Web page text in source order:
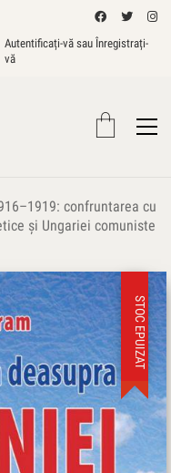
Autentificați-vă sau Înregistrați-
vă
confruntarea cu
şi Ungariei comuniste
STOC EPUIZAT